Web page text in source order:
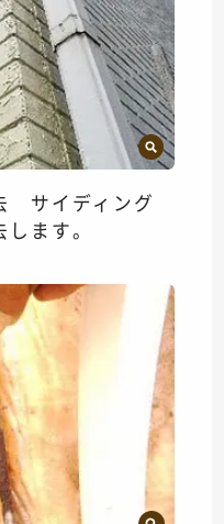
サイディング
ます。